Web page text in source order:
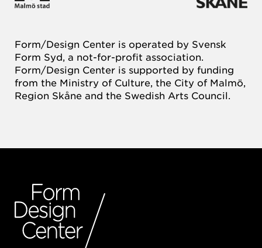
Form/Design Center is operated by Svensk
Form Syd, a not-for-profit association.
Form/Design Center is supported by funding
from the Ministry of Culture, the City of Malmö,
Region Skåne and the Swedish Arts Council.